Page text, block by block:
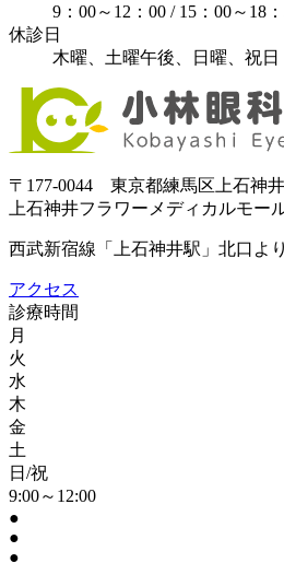
9：00～12：00 / 15：00～18
休診日
木曜、土曜午後、日曜、祝日
〒177-0044 東京都練馬区上石神井
上石神井フラワーメディカルモー
西武新宿線「上石神井駅」北口よ
アクセス
診療時間
月
火
水
木
金
土
日/祝
9:00～12:00
●
●
●